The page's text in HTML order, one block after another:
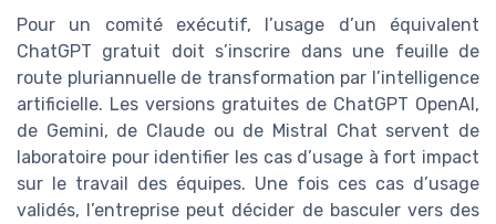
Pour un comité exécutif, l’usage d’un équivalent
ChatGPT gratuit doit s’inscrire dans une feuille de
route pluriannuelle de transformation par l’intelligence
artificielle. Les versions gratuites de ChatGPT OpenAI,
de Gemini, de Claude ou de Mistral Chat servent de
laboratoire pour identifier les cas d’usage à fort impact
sur le travail des équipes. Une fois ces cas d’usage
validés, l’entreprise peut décider de basculer vers des